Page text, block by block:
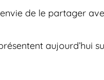
de le partager
aujourd’hui